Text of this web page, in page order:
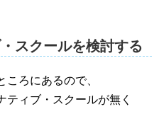
スクールを検討する
ろにあるので、
ィブ・スクールが無く